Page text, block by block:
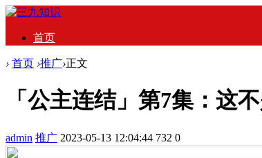
首页
› 首页 ›推广›正文
「公主连结」第7集：这
admin 推广 2023-05-13 12:04:44 732 0